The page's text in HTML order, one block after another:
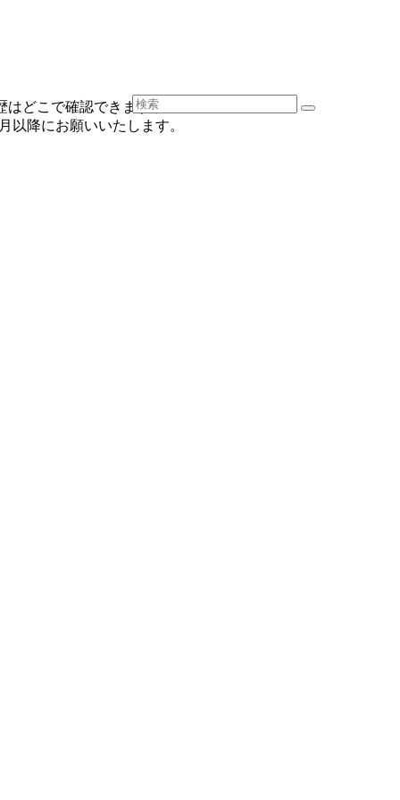
どこで確認できますか？
以降にお願いいたします。